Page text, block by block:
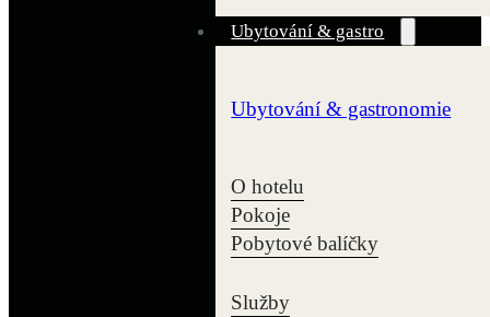
Ubytování & gastro
Ubytování & gastronomie
O hotelu
Pokoje
Pobytové balíčky
Služby